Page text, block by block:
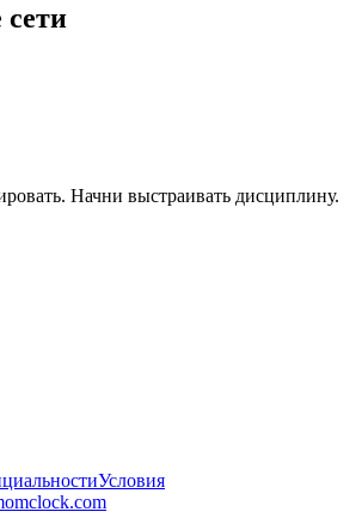
Начни выстраивать дисциплину.
Условия